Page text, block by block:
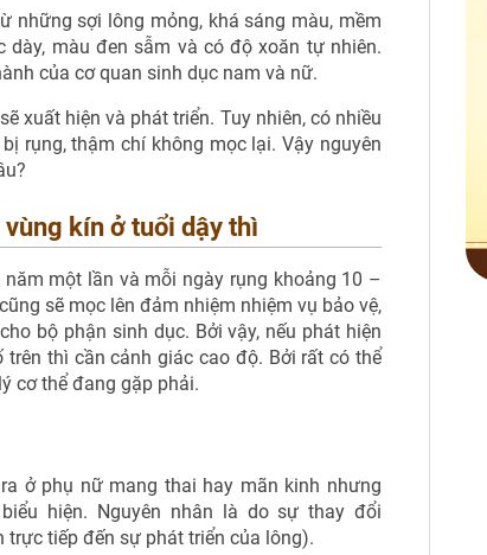
những sợi lông mỏng, khá sáng màu, mềm
màu đen sẫm và có độ xoăn tự nhiên.
của cơ quan sinh dục nam và nữ.
xuất hiện và phát triển. Tuy nhiên, có nhiều
rụng, thậm chí không mọc lại. Vậy nguyên
kín ở tuổi dậy thì
một lần và mỗi ngày rụng khoảng 10 –
sẽ mọc lên đảm nhiệm nhiệm vụ bảo vệ,
bộ phận sinh dục. Bởi vậy, nếu phát hiện
thì cần cảnh giác cao độ. Bởi rất có thể
cơ thể đang gặp phải.
ở phụ nữ mang thai hay mãn kinh nhưng
hiện. Nguyên nhân là do sự thay đổi
trực tiếp đến sự phát triển của lông).